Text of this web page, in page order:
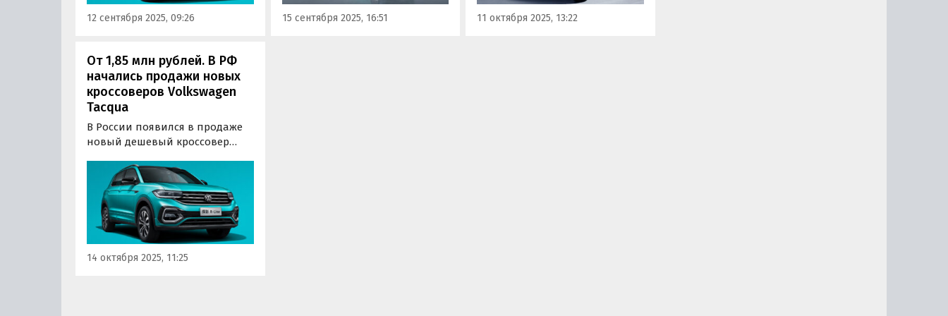
сайтов объявлений в сентябре
стартуют от 1…
12 сентября 2025, 09:26
рублей.
15 сентября 2025, 16:51
870 000 рублей, пишет портал
«Автоновости дня».
11 октября 2025, 13:22
От 1,85 млн рублей. В РФ
начались продажи новых
кроссоверов Volkswagen
Tacqua
В России появился в продаже
новый дешевый кроссовер
производства. Поставляют его
в основном под заказ, а цены
на одном из сайтов
объявлений стартуют с отметки
1 850 000 рублей, сообщает
портал «Автоновости дня».
14 октября 2025, 11:25